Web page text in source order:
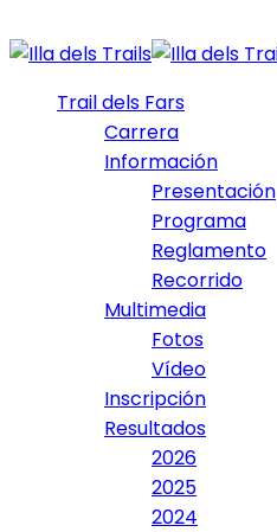
Trail dels Fars
Carrera
Información
Presentación
Programa
Reglamento
Recorrido
Multimedia
Fotos
Vídeo
Inscripción
Resultados
2026
2025
2024